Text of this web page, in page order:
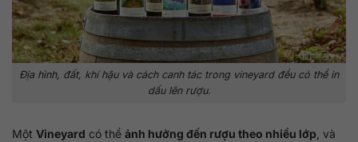
Địa hình, đất, khí hậu và cách canh tác trong vineyard đều có thể in
dấu lên rượu.
Một Vineyard có thể ảnh hưởng đến rượu theo nhiều lớp , và